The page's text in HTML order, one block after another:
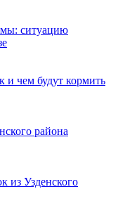
ситуацию
и чем будут кормить
района
из Узденского